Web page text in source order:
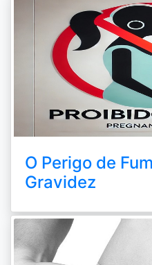
O Perigo de
Gravidez